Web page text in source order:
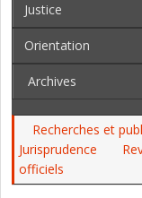
Justice
Orientation
Archives
Recherches et
Jurisprudence
officiels